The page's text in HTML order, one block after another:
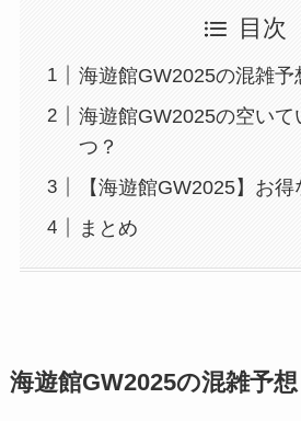
目次
海遊館GW2025の混雑予
海遊館GW2025の空いて
つ？
【海遊館GW2025】お
まとめ
海遊館GW2025の混雑予想